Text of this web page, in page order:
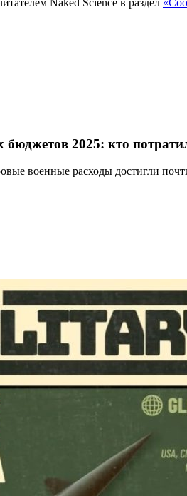
Naked Science в раздел
2025: кто
военные расходы достигли